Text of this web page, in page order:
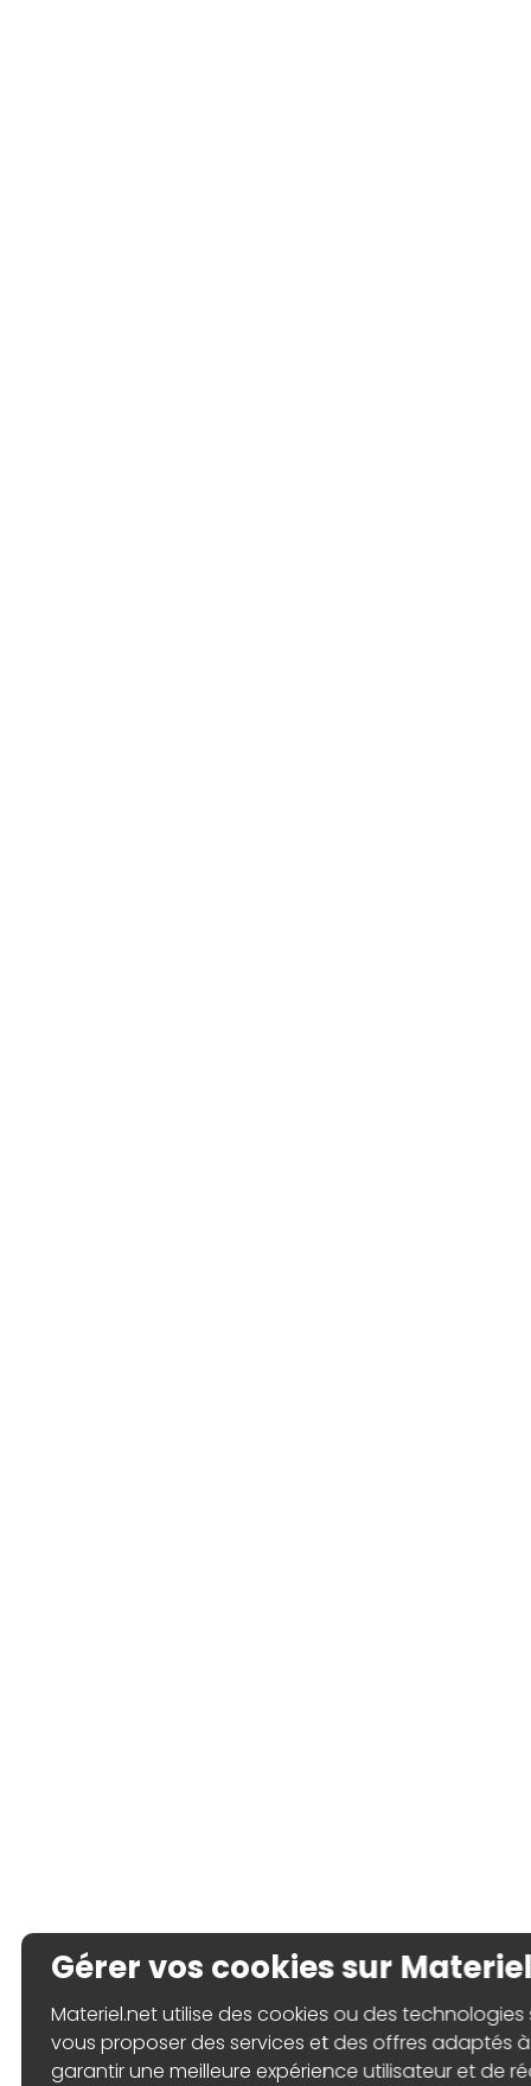
Gérer vos cookies sur
Materiel.net utilise des cookies ou des technologies
vous proposer des services et des offres adaptés
garantir une meilleure expérience utilisateur et de